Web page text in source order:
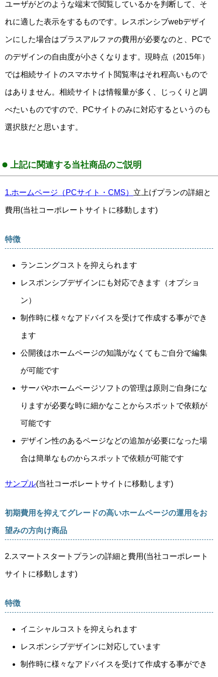
ユーザがどのような端末で閲覧しているかを判断して、そ
れに適した表示をするものです。レスポンシブwebデザイ
ンにした場合はプラスアルファの費用が必要なのと、PCで
のデザインの自由度が小さくなります。現時点（2015年）
では相続サイトのスマホサイト閲覧率はそれ程高いもので
はありません。相続サイトは情報量が多く、じっくりと調
べたいものですので、PCサイトのみに対応するというのも
選択肢だと思います。
上記に関連する当社商品のご説明
1.ホームページ（PCサイト・CMS） 立上げプランの詳細と
費用(当社コーポレートサイトに移動します)
特徴
ランニングコストを抑えられます
レスポンシブデザインにも対応できます（オプショ
ン）
制作時に様々なアドバイスを受けて作成する事ができ
ます
公開後はホームページの知識がなくてもご自分で編集
が可能です
サーバやホームページソフトの管理は原則ご自身にな
りますが必要な時に細かなことからスポットで依頼が
可能です
デザイン性のあるページなどの追加が必要になった場
合は簡単なものからスポットで依頼が可能です
サンプル(当社コーポレートサイトに移動します)
初期費用を抑えてグレードの高いホームページの運用をお
望みの方向け商品
2.スマートスタートプランの詳細と費用(当社コーポレート
サイトに移動します)
特徴
イニシャルコストを抑えられます
レスポンシブデザインに対応しています
制作時に様々なアドバイスを受けて作成する事ができ